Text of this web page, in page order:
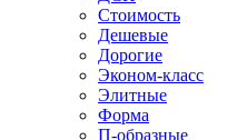
Стоимость
Дешевые
Дорогие
Эконом-класс
Элитные
Форма
П-образные